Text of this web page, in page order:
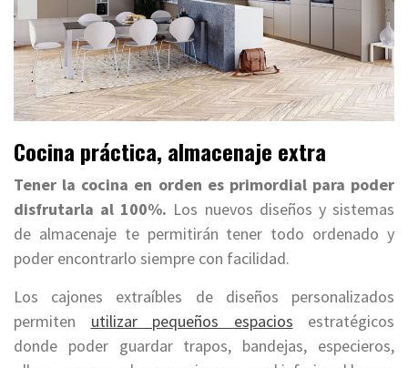
Cocina práctica, almacenaje extra
Tener la cocina en orden es primordial para poder
disfrutarla al 100%. Los nuevos diseños y sistemas
de almacenaje te permitirán tener todo ordenado y
poder encontrarlo siempre con facilidad.
Los cajones extraíbles de diseños personalizados
permiten utilizar pequeños espacios estratégicos
donde poder guardar trapos, bandejas, especieros,